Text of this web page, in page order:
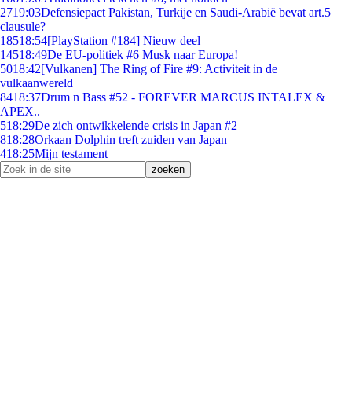
2719:03Defensiepact Pakistan, Turkije en Saudi-Arabië bevat art.5
clausule?
18518:54[PlayStation #184] Nieuw deel
14518:49De EU-politiek #6 Musk naar Europa!
5018:42[Vulkanen] The Ring of Fire #9: Activiteit in de
vulkaanwereld
8418:37Drum n Bass #52 - FOREVER MARCUS INTALEX &
APEX..
518:29De zich ontwikkelende crisis in Japan #2
818:28Orkaan Dolphin treft zuiden van Japan
418:25Mijn testament